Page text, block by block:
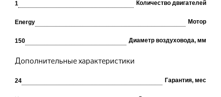
1 Количество двигателей
Energy Мотор
150 Диаметр воздуховода, мм
Дополнительные характеристики
24 Гарантия, мес